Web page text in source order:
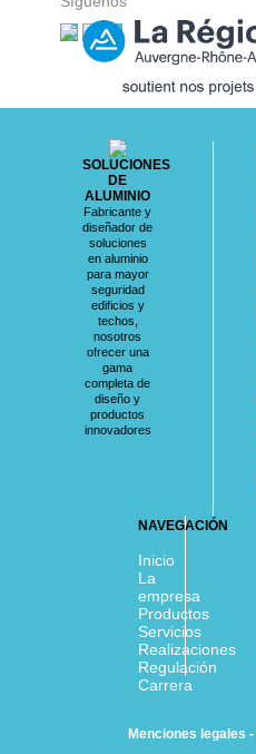
SOLUCIONES
DE
ALUMINIO
Fabricante y
diseñador de
soluciones
en aluminio
para mayor
seguridad
edificios y
techos,
nosotros
ofrecer una
gama
completa de
diseño y
productos
innovadores
NAVEGACIÓN
Inicio
La
empresa
Productos
Servicios
Realizaciones
Regulación
Carrera
Menciones legales -